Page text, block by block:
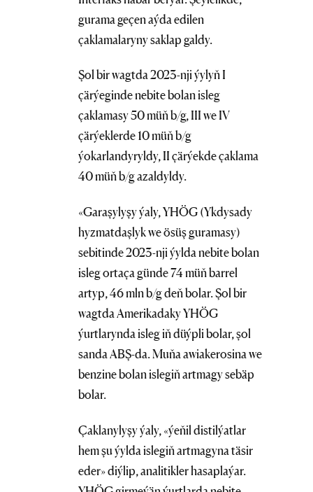
gurama geçen aýda edilen
çaklamalaryny saklap galdy.
Şol bir wagtda 2023-nji ýylyň I
çärýeginde nebite bolan isleg
çaklamasy 50 müň b/g, III we IV
çärýeklerde 10 müň b/g
ýokarlandyryldy, II çärýekde çaklama
40 müň b/g azaldyldy.
«Garaşylyşy ýaly, YHÖG (Ykdysady
hyzmatdaşlyk we ösüş guramasy)
sebitinde 2023-nji ýylda nebite bolan
isleg ortaça günde 74 müň barrel
artyp, 46 mln b/g deň bolar. Şol bir
wagtda Amerikadaky YHÖG
ýurtlarynda isleg iň düýpli bolar, şol
sanda ABŞ-da. Muňa awiakerosina we
benzine bolan islegiň artmagy sebäp
bolar.
Çaklanylyşy ýaly, «ýeňil distilýatlar
hem şu ýylda islegiň artmagyna täsir
eder» diýlip, analitikler hasaplaýar.